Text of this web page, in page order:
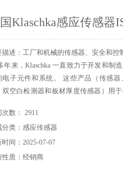
Klaschka感应传感器
描述：工厂和机械的传感器、安全和控
年来，Klaschka 一直致力于开发和制
电子元件和系统。 这些产品（传感器
双空白检测器和板材厚度传感器）用于
证的安全开关和控制器可用于安全
感应传感器ISN1/410ch-1
次数： 2911
分类：感应传感器
时间：2025-07-07
性质：经销商